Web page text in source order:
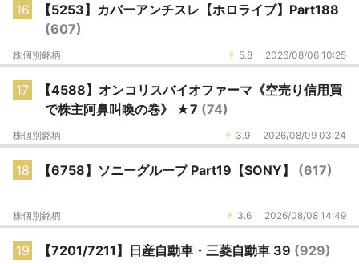
16
【5253】カバーアンチスレ【ホロライブ】Part188
(607)
5.8 2026/08/06 10:25
株個別銘柄
17
【4588】オンコリスバイオファーマ《空売り信用買
で株主阿鼻叫喚の巻》 ★7 (74)
3.9 2026/08/09 03:24
株個別銘柄
18 【6758】ソニーグループ Part19【SONY】 (617)
3.6 2026/08/08 14:49
株個別銘柄
19 【7201/7211】日産自動車・三菱自動車 39 (929)